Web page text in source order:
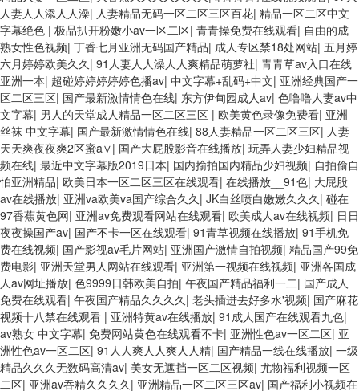
人妻人人添人人澡| 人妻精品无码一区二区三区百花| 精品一区二区中文
字幕绝色 | 极品扒开粉嫩小av一区二区| 青青操免费在线观看| 自由的成
熟女性色视频| 丁香七月亚洲无码国产精品| 成人专区禁18处网站| 五月婷
六月婷婷欧美久久| 91人妻人人澡人人爽精品萌萝社| 青青草av入口在线
亚洲一本| 超碰婷婷婷婷婷色播av| 中文字幕+乱码+中文| 亚洲经典国产一
区二区三区| 国产最新激情情色在线| 东方伊甸园成人av| 色噜噜人妻av中
文字幕| 男人的天堂成人精品一区二区三区 | 欧美黄色录像免费看| 亚洲
丝袜 中文字幕| 国产最新激情情色在线| 88人妻精品一区二区三区| 人妻
天天爽夜夜爽2区蜜a∨| 国产大屁股影音在线播放| 玩弄人妻少妇精品视
频在线| 最近中文字幕版2019日本| 国内揄拍国内精品少妇视频| 自拍偷自
怕亚洲精品| 欧美日本一区二区三区在线观看| 在线播放__91色| 大屁股
av在线播放| 亚洲va欧美va国产综合久久| JK白丝喷白嫩嫩久久久| 碰在
97香蕉黄色网| 亚洲av免费观看网站在线观看| 欧美成人av在线视频| 日日
夜夜操国产av| 国产不卡一区在线观看| 91青草视频在线播放| 91手机免
费在线视频| 国产影视av毛片网站| 亚洲国产激情自拍视频| 精品国产99免
费电影| 亚洲天堂男人网站在线观看| 亚洲第一视频在线视频| 亚洲各国成
人av网址播放| 色9999日韩欧美自拍| 午夜国产精品福利一二| 国产成人
免费在线观看| 午夜国产精品久久久久| 老头插进去好多水'视频| 国产麻花
视频十八禁在线观看 | 亚洲特黄av在线播放| 91成人国产在线观看九色|
av熟女 中文字幕| 免费网站黄色在线观看不卡| 亚洲性色av一区二区| 亚
洲性色av一区二区| 91人人爽人人爽人人精| 国产精品一线在线播放| 一级
精品久久久无数码高清av| 美女无遮挡一区二区视频| 尤物福利视频一区
二区| 亚洲av吞精久久久久| 亚洲精品一区二区三区av| 国产福利小视频在